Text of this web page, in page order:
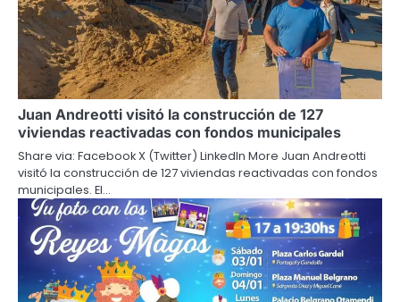
Juan Andreotti visitó la construcción de 127
viviendas reactivadas con fondos municipales
Share via: Facebook X (Twitter) LinkedIn More Juan Andreotti
visitó la construcción de 127 viviendas reactivadas con fondos
municipales. El…